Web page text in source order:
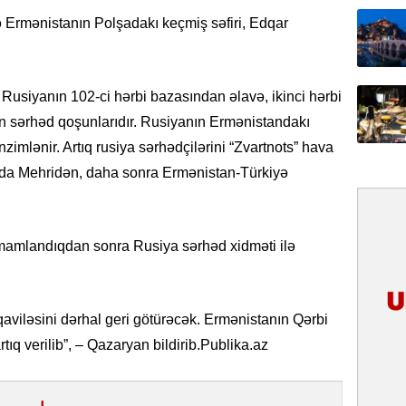
Polşadakı keçmiş səfiri, Edqar
102-ci hərbi bazasından əlavə, ikinci hərbi
qoşunlarıdır. Rusiyanın Ermənistandakı
Artıq rusiya sərhədçilərini “Zvartnots” hava
Mehridən, daha sonra Ermənistan-Türkiyə
sonra Rusiya sərhəd xidməti ilə
dərhal geri götürəcək. Ermənistanın Qərbi
verilib”, – Qazaryan bildirib.Publika.az
İlin ilk
çox
Yeni